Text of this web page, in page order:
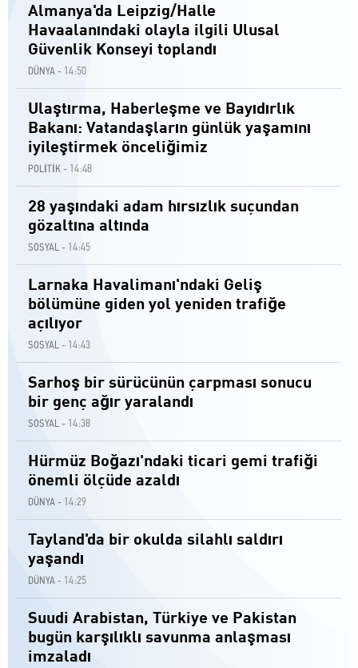
Almanya'da Leipzig/Halle
Havaalanındaki olayla ilgili Ulusal
Güvenlik Konseyi toplandı
DÜNYA - 14:50
Ulaştırma, Haberleşme ve Bayıdırlık
Bakanı: Vatandaşların günlük yaşamını
iyileştirmek önceliğimiz
POLİTİK - 14:48
28 yaşındaki adam hırsızlık suçundan
gözaltına altında
SOSYAL - 14:45
Larnaka Havalimanı'ndaki Geliş
bölümüne giden yol yeniden trafiğe
açılıyor
SOSYAL - 14:43
Sarhoş bir sürücünün çarpması sonucu
bir genç ağır yaralandı
SOSYAL - 14:38
Hürmüz Boğazı'ndaki ticari gemi trafiği
önemli ölçüde azaldı
DÜNYA - 14:29
Tayland'da bir okulda silahlı saldırı
yaşandı
DÜNYA - 14:25
Suudi Arabistan, Türkiye ve Pakistan
bugün karşılıklı savunma anlaşması
imzaladı